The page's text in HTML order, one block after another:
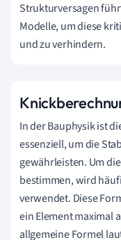
Strukturversagen
Modelle, um diese
und zu verhindern.
In der Bauphysik ist
essenziell, um die
gewährleisten. Um
bestimmen, wird
verwendet. Diese
ein Element maximal
allgemeine Formel